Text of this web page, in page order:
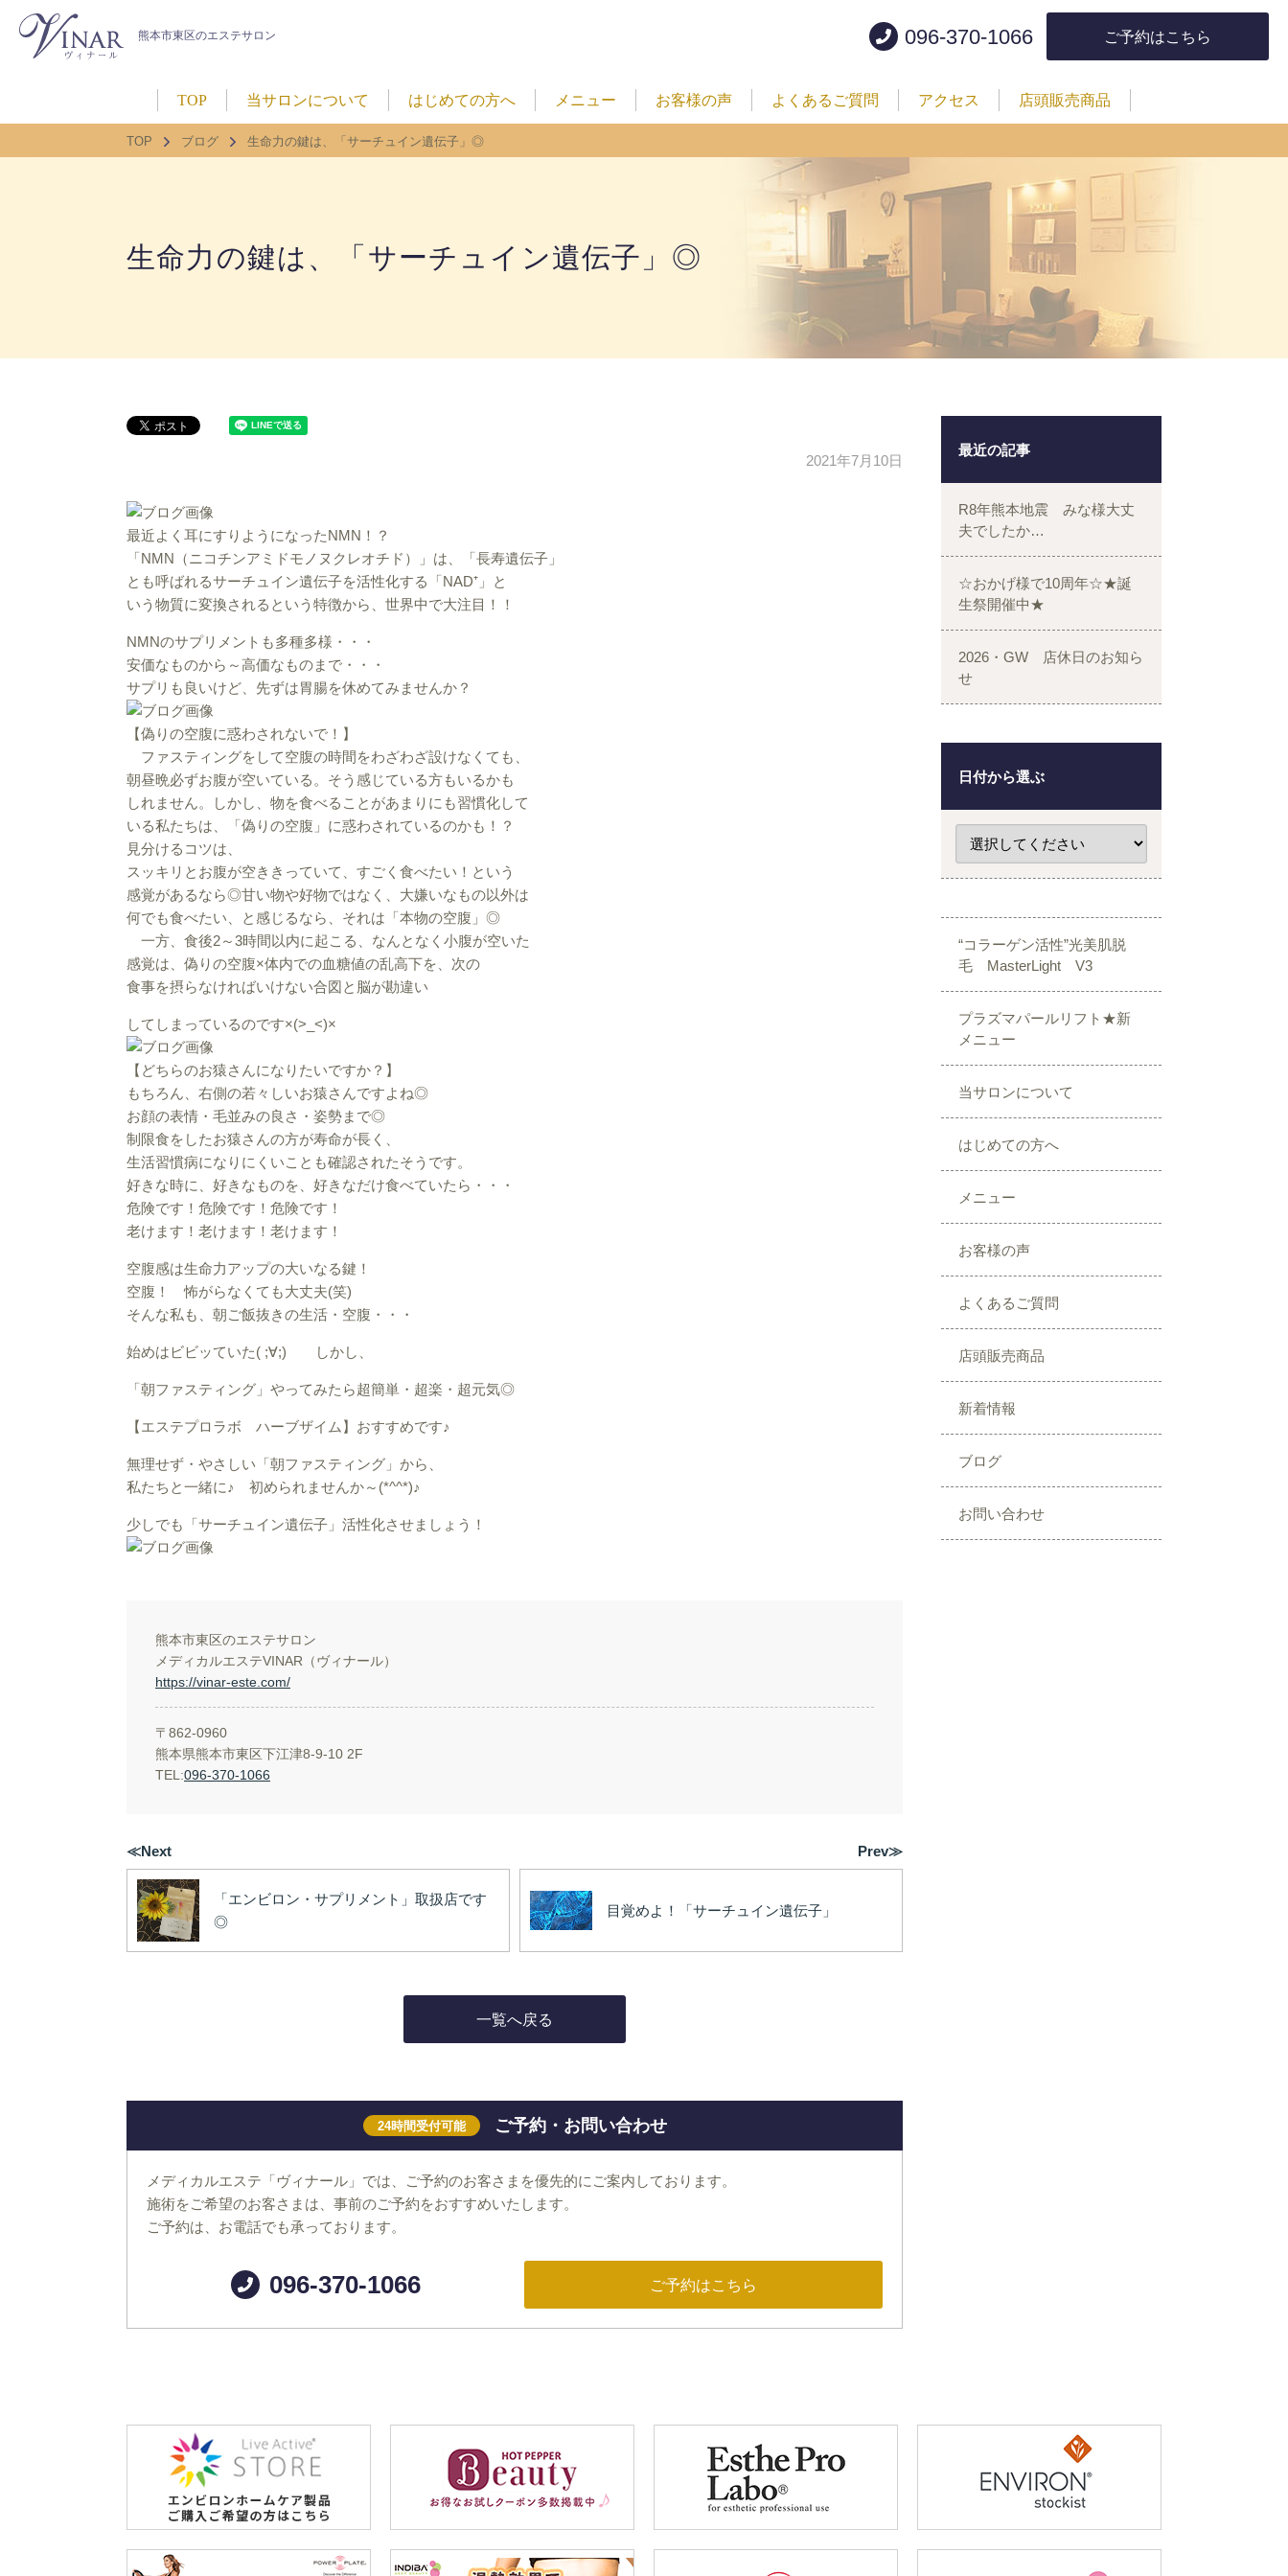
熊本市東区のエステサロン 096-370-1066 ご予約はこちら
TOP 当サロンについて はじめての方へ メニュー お客様の声 よくあるご質問 アクセス 店頭販売商品
TOP ブログ 生命力の鍵は、「サーチュイン遺伝子」◎
生命力の鍵は、「サーチュイン遺伝子」◎
2021年7月10日
最近よく耳にすりようになったNMN！？
「NMN（ニコチンアミドモノヌクレオチド）」は、「長寿遺伝子」
とも呼ばれるサーチュイン遺伝子を活性化する「NAD⁺」と
いう物質に変換されるという特徴から、世界中で大注目！！
NMNのサプリメントも多種多様・・・
安価なものから～高価なものまで・・・
サプリも良いけど、先ずは胃腸を休めてみませんか？
【偽りの空腹に惑わされないで！】
ファスティングをして空腹の時間をわざわざ設けなくても、
朝昼晩必ずお腹が空いている。そう感じている方もいるかも
しれません。しかし、物を食べることがあまりにも習慣化して
いる私たちは、「偽りの空腹」に惑わされているのかも！？
見分けるコツは、
スッキリとお腹が空ききっていて、すごく食べたい！という
感覚があるなら◎甘い物や好物ではなく、大嫌いなもの以外は
何でも食べたい、と感じるなら、それは「本物の空腹」◎
一方、食後2～3時間以内に起こる、なんとなく小腹が空いた
感覚は、偽りの空腹×体内での血糖値の乱高下を、次の
食事を摂らなければいけない合図と脳が勘違い
してしまっているのです×(>_<)×
【どちらのお猿さんになりたいですか？】
もちろん、右側の若々しいお猿さんですよね◎
お顔の表情・毛並みの良さ・姿勢まで◎
制限食をしたお猿さんの方が寿命が長く、
生活習慣病になりにくいことも確認されたそうです。
好きな時に、好きなものを、好きなだけ食べていたら・・・
危険です！危険です！危険です！
老けます！老けます！老けます！
空腹感は生命力アップの大いなる鍵！
空腹！ 怖がらなくても大丈夫(笑)
そんな私も、朝ご飯抜きの生活・空腹・・・
始めはビビッていた( ;∀;) しかし、
「朝ファスティング」やってみたら超簡単・超楽・超元気◎
【エステプロラボ ハーブザイム】おすすめです♪
無理せず・やさしい「朝ファスティング」から、
私たちと一緒に♪ 初められませんか～(*^^*)♪
少しでも「サーチュイン遺伝子」活性化させましょう！
熊本市東区のエステサロン
メディカルエステVINAR（ヴィナール）
https://vinar-este.com/
〒862-0960
熊本県熊本市東区下江津8-9-10 2F
TEL:096-370-1066
≪Next
「エンビロン・サプリメント」取扱店です
◎
Prev≫
目覚めよ！「サーチュイン遺伝子」
一覧へ戻る
24時間受付可能 ご予約・お問い合わせ
メディカルエステ「ヴィナール」では、ご予約のお客さまを優先的にご案内しております。
施術をご希望のお客さまは、事前のご予約をおすすめいたします。
ご予約は、お電話でも承っております。
096-370-1066 ご予約はこちら
最近の記事
R8年熊本地震 みな様大丈
夫でしたか…
☆おかげ様で10周年☆★誕
生祭開催中★
2026・GW 店休日のお知ら
せ
日付から選ぶ
“コラーゲン活性”光美肌脱
毛 MasterLight V3
プラズマパールリフト★新
メニュー
当サロンについて
はじめての方へ
メニュー
お客様の声
よくあるご質問
店頭販売商品
新着情報
ブログ
お問い合わせ